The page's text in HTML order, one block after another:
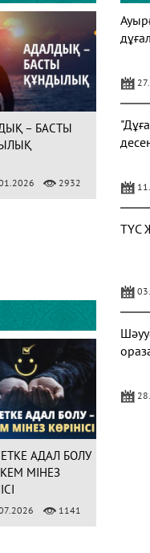
– БАСТЫ
2932
АДАЛ БОЛУ
МІНЕЗ
1141
ТҮС